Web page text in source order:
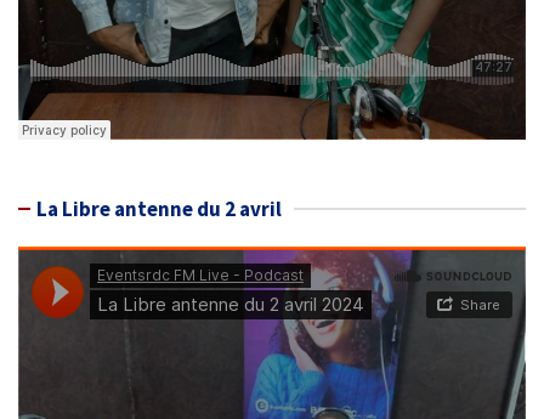
La Libre antenne du 2 avril